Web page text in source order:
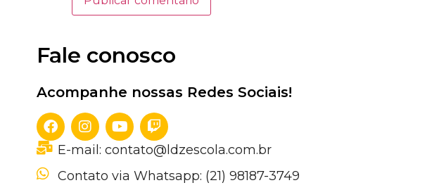
Fale conosco
Acompanhe nossas Redes Sociais!
E-mail: contato@ldzescola.com.br
Contato via Whatsapp: (21) 98187-3749